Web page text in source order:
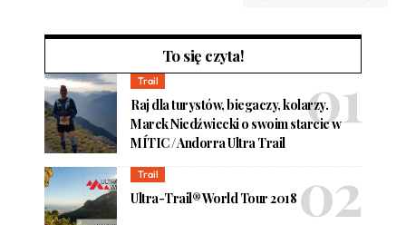
To się czyta!
Trail
Raj dla turystów, biegaczy, kolarzy.
Marek Niedźwiecki o swoim starcie w
MÍTIC / Andorra Ultra Trail
Trail
Ultra-Trail® World Tour 2018